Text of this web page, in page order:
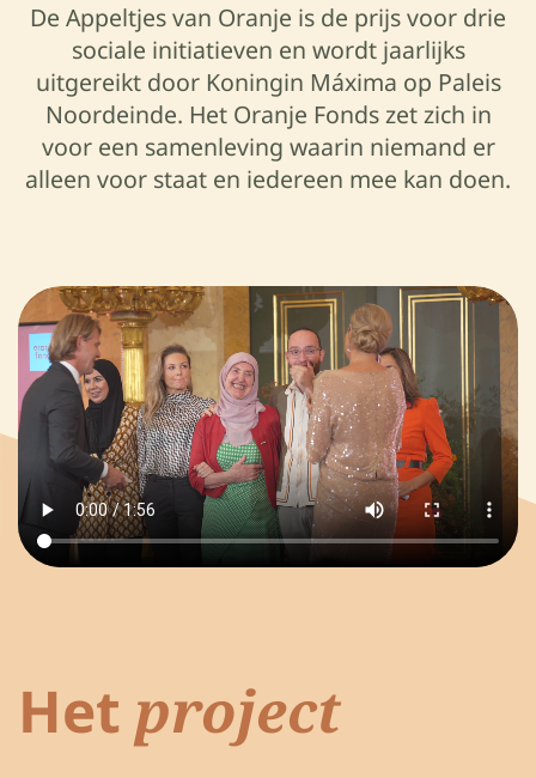
De Appeltjes van Oranje is de prijs voor drie
sociale initiatieven en wordt jaarlijks
uitgereikt door Koningin Máxima op Paleis
Noordeinde. Het Oranje Fonds zet zich in
voor een samenleving waarin niemand er
alleen voor staat en iedereen mee kan doen.
Het project